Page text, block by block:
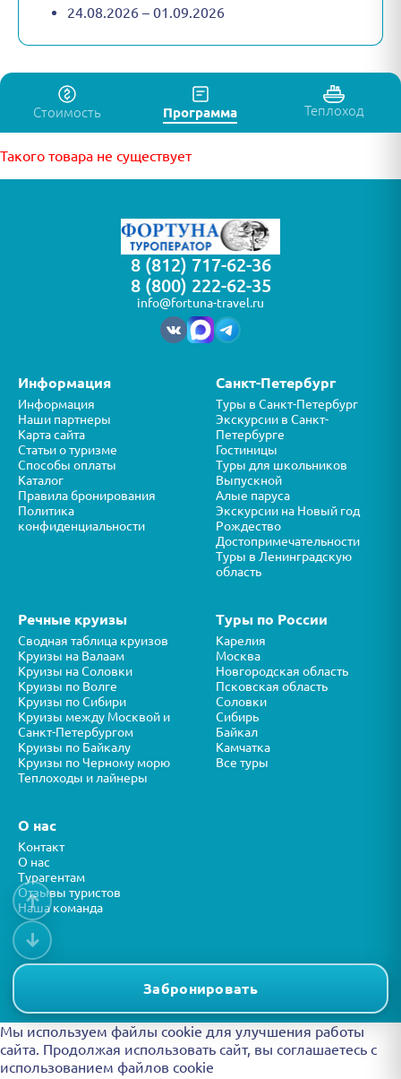
24.08.2026 – 01.09.2026
Стоимость Программа Теплоход
Забронировать
Такого товара не существует
8 (812) 717-62-36
8 (800) 222-62-35
info@fortuna-travel.ru
Информация
Информация
Наши партнеры
Карта сайта
Статьи о туризме
Способы оплаты
Каталог
Правила бронирования
Политика
конфиденциальности
Санкт-Петербург
Туры в Санкт-Петербург
Экскурсии в Санкт-
Петербурге
Гостиницы
Туры для школьников
Выпускной
Алые паруса
Экскурсии на Новый год
Рождество
Достопримечательности
Туры в Ленинградскую
область
Речные круизы
Сводная таблица круизов
Круизы на Валаам
Круизы на Соловки
Круизы по Волге
Круизы по Сибири
Круизы между Москвой и
Санкт-Петербургом
Круизы по Байкалу
Круизы по Черному морю
Теплоходы и лайнеры
Туры по России
Карелия
Москва
Новгородская область
Псковская область
Соловки
Сибирь
Байкал
Камчатка
Все туры
О нас
Контакт
О нас
Турагентам
Отзывы туристов
Наша команда
Представленная на сайте информация носит справочный характер и
не является публичной офертой.
↑
↓
Мы используем файлы cookie для улучшения работы
сайта. Продолжая использовать сайт, вы соглашаетесь с
использованием файлов cookie